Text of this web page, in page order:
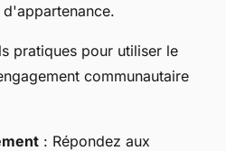
pratiques pour utiliser le
communautaire
: Répondez aux